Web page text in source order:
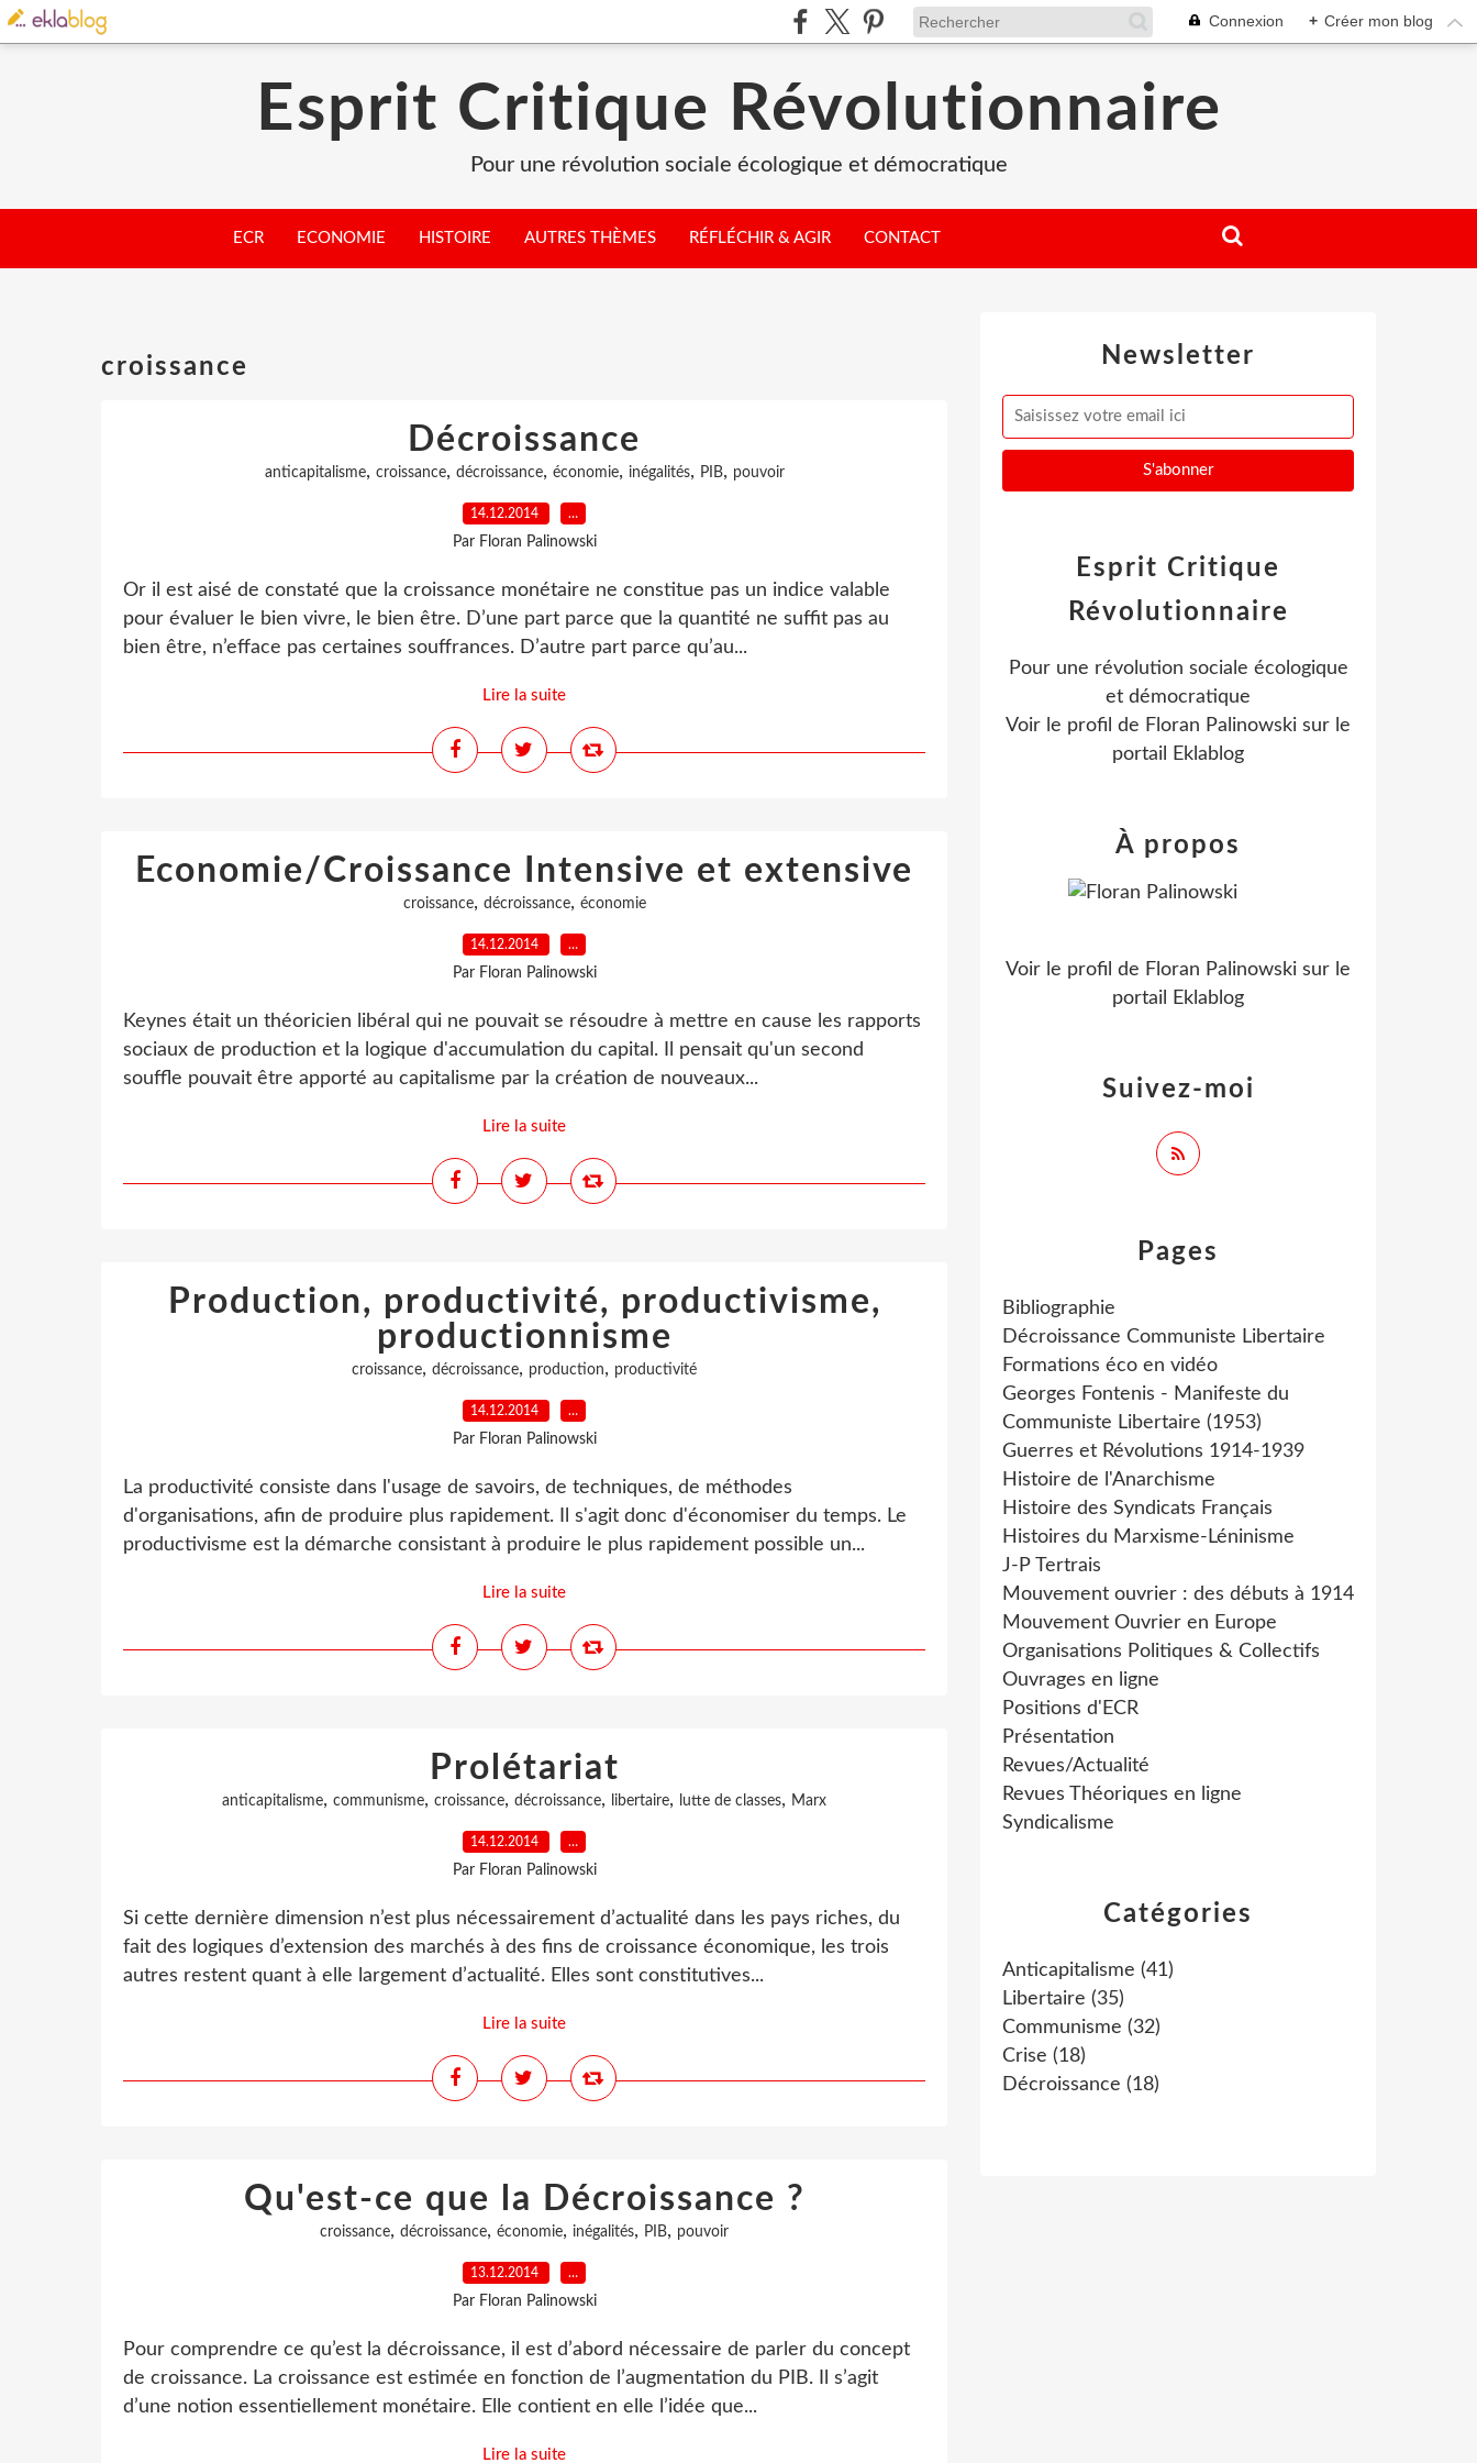
Connexion + Créer mon blog
Esprit Critique Révolutionnaire
Pour une révolution sociale écologique et démocratique
ECR ECONOMIE HISTOIRE AUTRES THÈMES RÉFLÉCHIR & AGIR CONTACT
croissance
Décroissance
anticapitalisme, croissance, décroissance, économie, inégalités, PIB, pouvoir
14.12.2014 …
Par Floran Palinowski
Or il est aisé de constaté que la croissance monétaire ne constitue pas un indice valable
pour évaluer le bien vivre, le bien être. D’une part parce que la quantité ne suffit pas au
bien être, n’efface pas certaines souffrances. D’autre part parce qu’au...
Lire la suite
Economie/Croissance Intensive et extensive
croissance, décroissance, économie
14.12.2014 …
Par Floran Palinowski
Keynes était un théoricien libéral qui ne pouvait se résoudre à mettre en cause les rapports
sociaux de production et la logique d'accumulation du capital. Il pensait qu'un second
souffle pouvait être apporté au capitalisme par la création de nouveaux...
Lire la suite
Production, productivité, productivisme,
productionnisme
croissance, décroissance, production, productivité
14.12.2014 …
Par Floran Palinowski
La productivité consiste dans l'usage de savoirs, de techniques, de méthodes
d'organisations, afin de produire plus rapidement. Il s'agit donc d'économiser du temps. Le
productivisme est la démarche consistant à produire le plus rapidement possible un...
Lire la suite
Prolétariat
anticapitalisme, communisme, croissance, décroissance, libertaire, lutte de classes, Marx
14.12.2014 …
Par Floran Palinowski
Si cette dernière dimension n’est plus nécessairement d’actualité dans les pays riches, du
fait des logiques d’extension des marchés à des fins de croissance économique, les trois
autres restent quant à elle largement d’actualité. Elles sont constitutives...
Lire la suite
Qu'est-ce que la Décroissance ?
croissance, décroissance, économie, inégalités, PIB, pouvoir
13.12.2014 …
Par Floran Palinowski
Pour comprendre ce qu’est la décroissance, il est d’abord nécessaire de parler du concept
de croissance. La croissance est estimée en fonction de l’augmentation du PIB. Il s’agit
d’une notion essentiellement monétaire. Elle contient en elle l’idée que...
Lire la suite
Newsletter
Catégories
Anticapitalisme (41)
Libertaire (35)
Communisme (32)
Crise (18)
Décroissance (18)
Pages
Bibliographie
Décroissance Communiste Libertaire
Formations éco en vidéo
Georges Fontenis - Manifeste du
Communiste Libertaire (1953)
Guerres et Révolutions 1914-1939
Histoire de l'Anarchisme
Histoire des Syndicats Français
Histoires du Marxisme-Léninisme
J-P Tertrais
Mouvement ouvrier : des débuts à 1914
Mouvement Ouvrier en Europe
Organisations Politiques & Collectifs
Ouvrages en ligne
Positions d'ECR
Présentation
Revues/Actualité
Revues Théoriques en ligne
Syndicalisme
Esprit Critique
Révolutionnaire
Pour une révolution sociale écologique
et démocratique
Voir le profil de Floran Palinowski sur le
portail Eklablog
Suivez-moi
À propos
Voir le profil de Floran Palinowski sur le
portail Eklablog